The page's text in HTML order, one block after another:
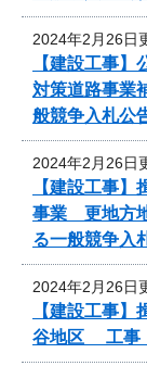
2024年2月26日
【建設工事
対策道路事業
般競争入札公
2024年2月26日
【建設工事
事業 更地方
る一般競争入
2024年2月26日
【建設工事
谷地区 工事